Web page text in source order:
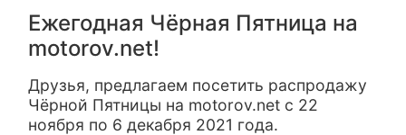
Ежегодная Чёрная Пятница на
motorov.net!
Друзья, предлагаем посетить распродажу
Чёрной Пятницы на motorov.net с 22
ноября по 6 декабря 2021 года.